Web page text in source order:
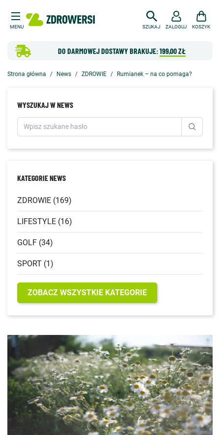
MENU SZUKAJ
DO DARMOWEJ DOSTAWY BRAKUJE:199,00 ZŁ
ZALOGUJ KOSZYK
Strona główna News ZDROWIE Rumianek – na co pomaga?
WYSZUKAJ W NEWS
KATEGORIE NEWS
ZDROWIE (169)
LIFESTYLE (16)
GOLF (34)
SPORT (1)
ZOBACZ WSZYSTKIE KATEGORIE